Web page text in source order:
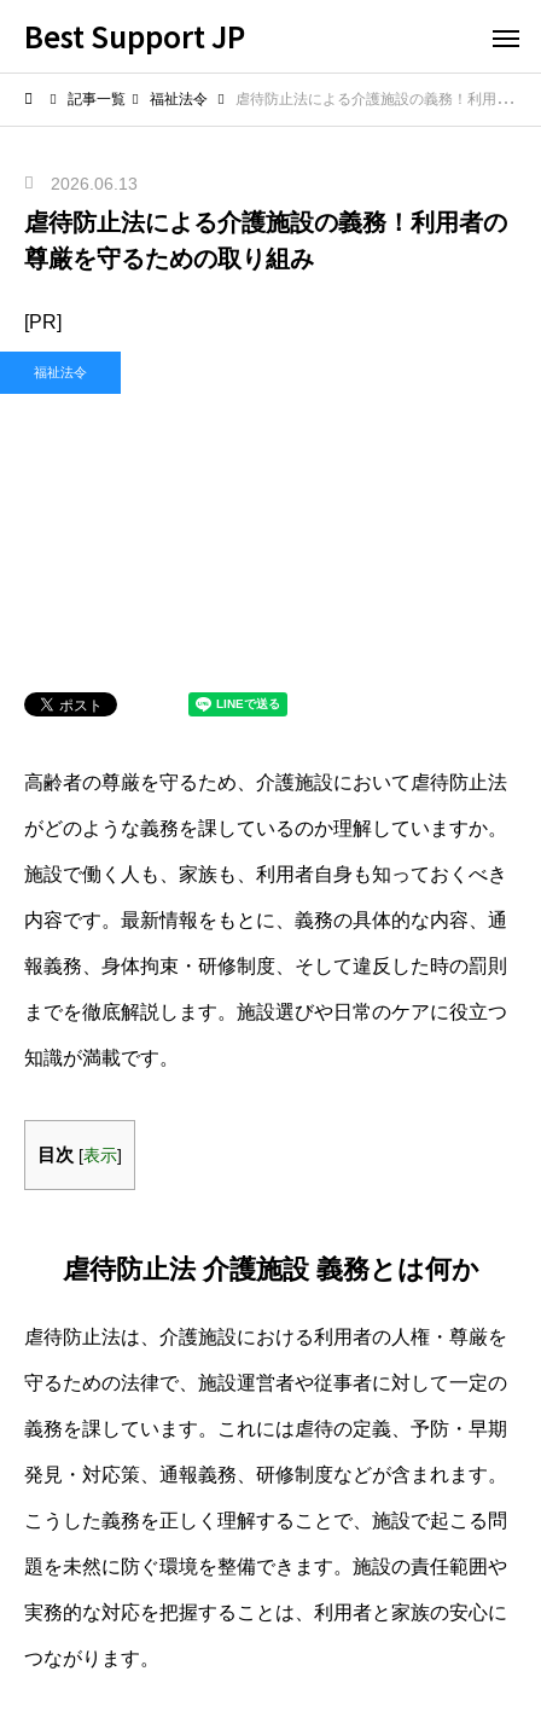
Best Support JP
記事一覧 福祉法令 虐待防止法による介護施設の義務！利用者の尊厳を守るための取り組み
2026.06.13
虐待防止法による介護施設の義務！利用者の
尊厳を守るための取り組み
[PR]
福祉法令
高齢者の尊厳を守るため、介護施設において虐待防止法
がどのような義務を課しているのか理解していますか。
施設で働く人も、家族も、利用者自身も知っておくべき
内容です。最新情報をもとに、義務の具体的な内容、通
報義務、身体拘束・研修制度、そして違反した時の罰則
までを徹底解説します。施設選びや日常のケアに役立つ
知識が満載です。
目次 [表示]
虐待防止法 介護施設 義務とは何か
虐待防止法は、介護施設における利用者の人権・尊厳を
守るための法律で、施設運営者や従事者に対して一定の
義務を課しています。これには虐待の定義、予防・早期
発見・対応策、通報義務、研修制度などが含まれます。
こうした義務を正しく理解することで、施設で起こる問
題を未然に防ぐ環境を整備できます。施設の責任範囲や
実務的な対応を把握することは、利用者と家族の安心に
つながります。